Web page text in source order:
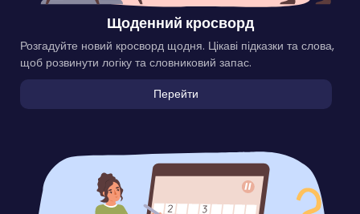
Щоденний кросворд
Розгадуйте новий кросворд щодня. Цікаві підказки та слова,
щоб розвинути логіку та словниковий запас.
Перейти